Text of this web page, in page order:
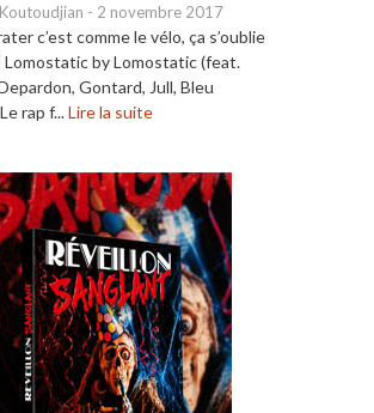
- 2 novembre 2017
c’est comme le vélo, ça s’oublie
Lomostatic by Lomostatic (feat.
Gontard, Jull, Bleu
rap f...Lire la suite